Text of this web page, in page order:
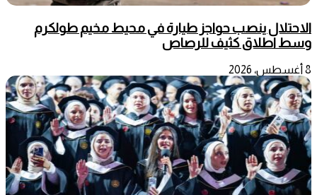
الاحتلال ينصب حواجز طيارة في محيط مخيم طولكرم
وسط اطلاق كثيف للرصاص
8 أغسطس، 2026